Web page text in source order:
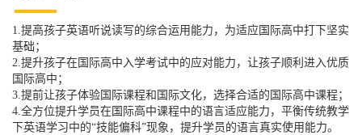
1.提高孩子英语听说读写的综合运用能力，为适应国际高中打下坚实
基础；
2.提升孩子在国际高中入学考试中的应对能力，让孩子顺利进入优质
国际高中；
3.提前让孩子体验国际课程和国际文化，选择合适的国际高中课程；
4.全方位提升学员在国际高中课程中的语言适应能力，平衡传统教学
下英语学习中的“技能偏科”现象，提升学员的语言真实使用能力。